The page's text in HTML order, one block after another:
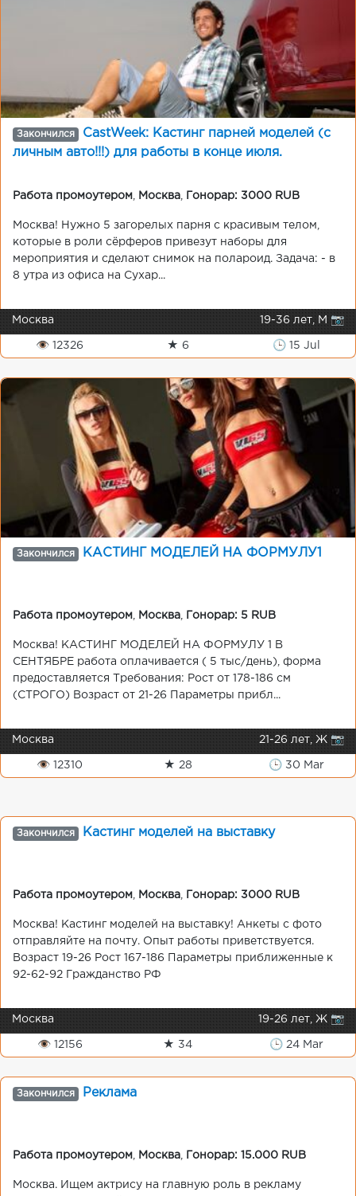
Закончился
CastWeek: Кастинг парней моделей (с
личным авто!!!) для работы в конце июля.
Работа промоутером Москва Гонорар: 3000 RUB
Москва! Нужно 5 загорелых парня с красивым телом,
которые в роли сёрферов привезут наборы для
мероприятия и сделают снимок на полароид. Задача: - в
8 утра из офиса на Сухар...
Москва 19-36 лет, М 📷
👁 12326 ★ 6 🕒 15 Jul
Закончился КАСТИНГ МОДЕЛЕЙ НА ФОРМУЛУ1
Работа промоутером Москва Гонорар: 5 RUB
Москва! КАСТИНГ МОДЕЛЕЙ НА ФОРМУЛУ 1 В
СЕНТЯБРЕ работа оплачивается ( 5 тыс/день), форма
предоставляется Требования: Рост от 178-186 см
(СТРОГО) Возраст от 21-26 Параметры прибл...
Москва 21-26 лет, Ж 📷
👁 12310 ★ 28 🕒 30 Mar
Закончился Кастинг моделей на выставку
Работа промоутером Москва Гонорар: 3000 RUB
Москва! Кастинг моделей на выставку! Анкеты с фото
отправляйте на почту. Опыт работы приветствуется.
Возраст 19-26 Рост 167-186 Параметры приближенные к
92-62-92 Гражданство РФ
Москва 19-26 лет, Ж 📷
👁 12156 ★ 34 🕒 24 Mar
Закончился Реклама
Работа промоутером Москва Гонорар: 15.000 RUB
Москва. Ищем актрису на главную роль в рекламу